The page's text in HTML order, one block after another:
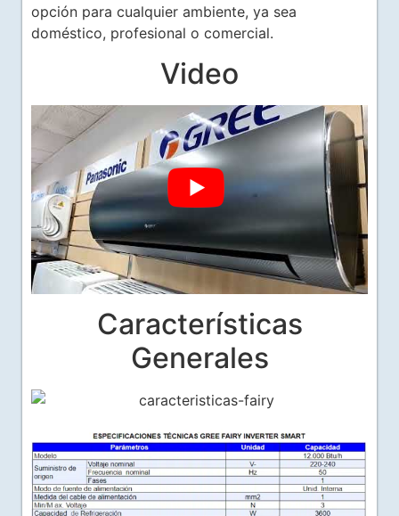
opción para cualquier ambiente, ya sea
doméstico, profesional o comercial.
Video
Características
Generales